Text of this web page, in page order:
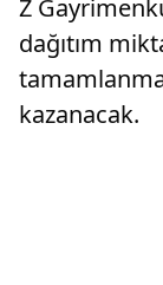
Z
dağıtım
kazanacak.